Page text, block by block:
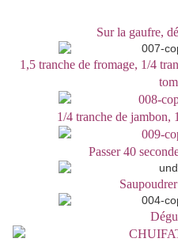
Sur la gaufre,
1,5 tranche de fromage, 1/4
1/4 tranche de jambon,
Passer 40